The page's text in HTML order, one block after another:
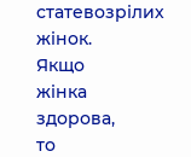
статевозрілих
жінок.
Якщо
жінка
здорова,
то